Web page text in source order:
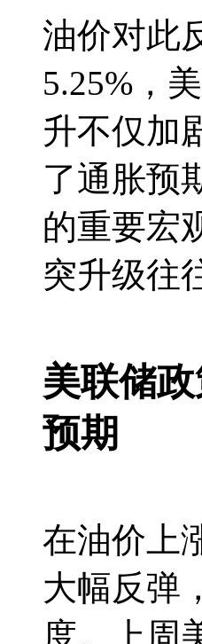
油价对此
5.25%，
升不仅加
了通胀预
的重要宏
突升级往
美联储
预期
在油价上
大幅反弹
度。上周